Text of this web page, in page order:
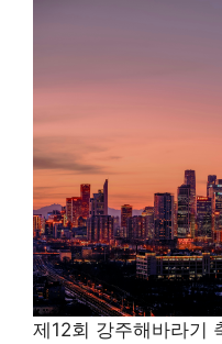
제12회 강주해바라기